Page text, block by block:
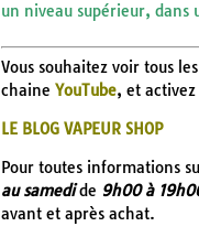
un niveau supérieur, dans
Vous souhaitez voir tous
chaine YouTube, et
LE BLOG VAPEUR SHOP
Pour toutes informations
au samedide 9h00 à
avant et après achat.